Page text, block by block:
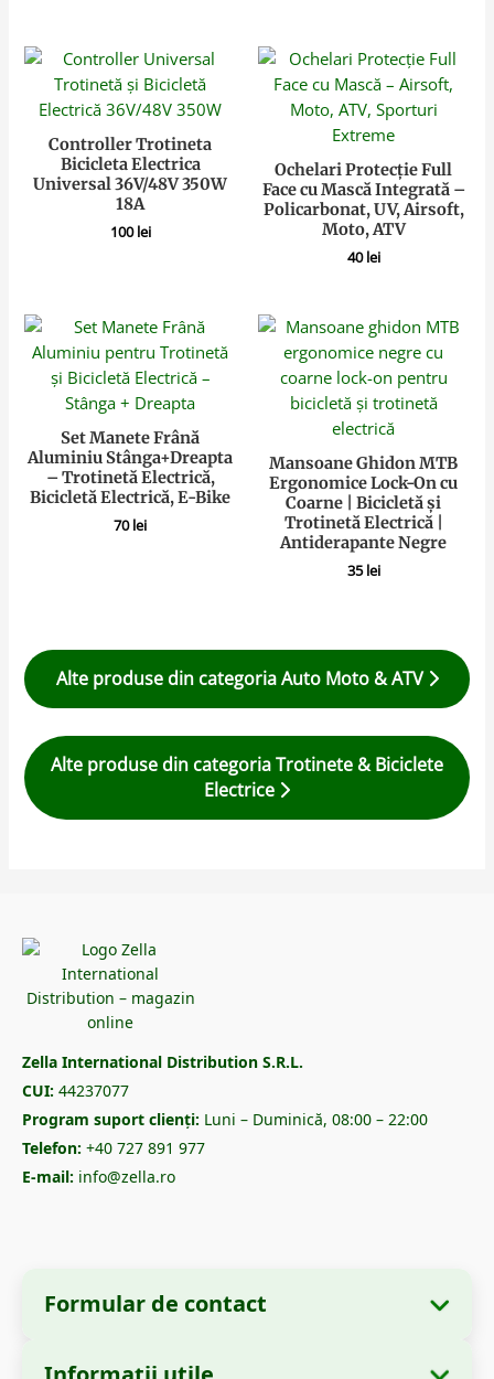
Controller Trotineta
Bicicleta Electrica
Universal 36V/48V 350W
18A
100lei
Ochelari Protecție Full
Face cu Mască Integrată –
Policarbonat, UV, Airsoft,
Moto, ATV
40lei
Set Manete Frână
Aluminiu Stânga+Dreapta
– Trotinetă Electrică,
Bicicletă Electrică, E-Bike
70lei
Mansoane Ghidon MTB
Ergonomice Lock-On cu
Coarne | Bicicletă și
Trotinetă Electrică |
Antiderapante Negre
35lei
Alte produse din categoria Auto Moto & ATV
Alte produse din categoria Trotinete & Biciclete
Electrice
Zella International Distribution S.R.L.
CUI: 44237077
Program suport clienți: Luni – Duminică, 08:00 – 22:00
Telefon: +40 727 891 977
E-mail: info@zella.ro
Formular de contact